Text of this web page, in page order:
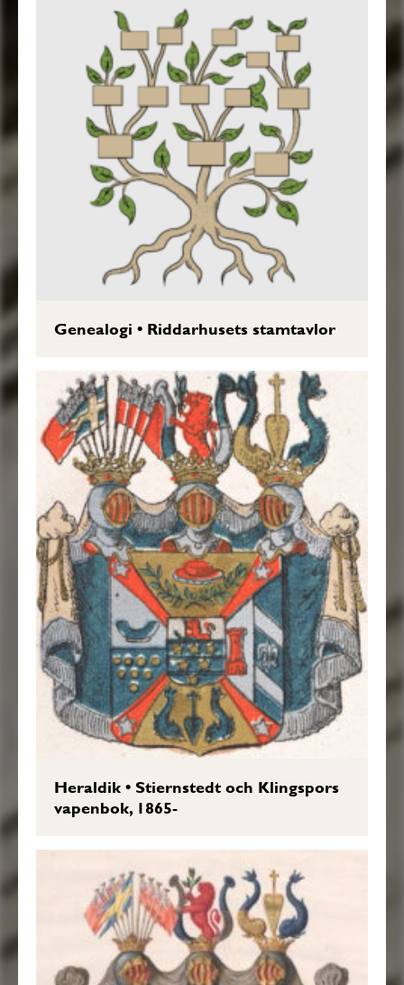
Genealogi • Riddarhusets stamtavlor
Heraldik•Stiernstedt och Klingspors
vapenbok, 1865-